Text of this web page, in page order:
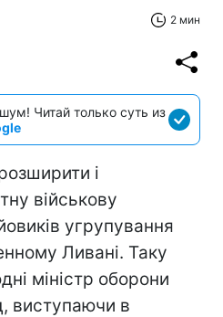
2 мин
Читай только суть из
і
військову
угрупування
Ливані. Таку
міністр оборони
виступаючи в